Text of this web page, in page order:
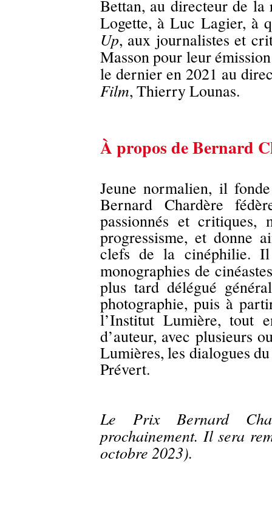
Bettan, au directeur de la
Logette, à Luc Lagier, à
Up, aux journalistes et
Masson pour leur
le dernier en 2021 au
Film, Thierry Lounas.
À propos de Bernard
Jeune normalien, il
Bernard Chardère
passionnés et
progressisme, et donne
clefs de la cinéphilie.
monographies de
plus tard délégué
photographie, puis à
l’Institut Lumière, tout
d’auteur, avec plusieurs
Lumières, les dialogues
Prévert.
Le Prix Bernard
prochainement. Il sera
octobre 2023).